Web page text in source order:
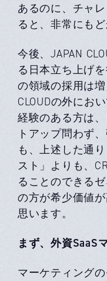
あるのに、チャ
ると、⾮常にも
今後、JAPAN
る⽇本⽴ち上げ
の領域の採⽤は
CLOUDの外にお
経験のある⽅は
トアップ問わず
も、上述した通
スト」よりも、
ることのできる
の⽅が希少価値
思います。
まず、外資SaaS
マーケティング